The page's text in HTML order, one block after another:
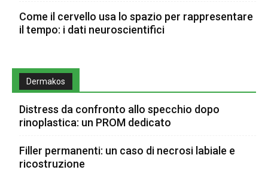
Come il cervello usa lo spazio per rappresentare
il tempo: i dati neuroscientifici
Dermakos
Distress da confronto allo specchio dopo
rinoplastica: un PROM dedicato
Filler permanenti: un caso di necrosi labiale e
ricostruzione